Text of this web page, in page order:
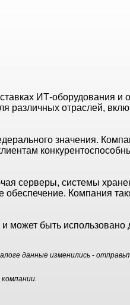
ИТ-оборудования и
различных отраслей,
значения.
серверы, системы
обеспечение. Компания
может быть использовано
данные изменились -
компании.